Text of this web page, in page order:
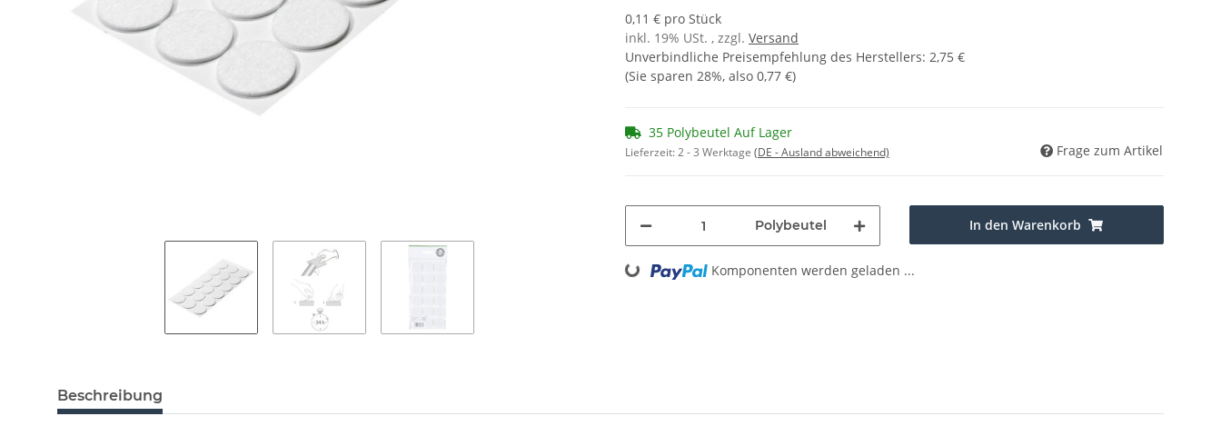
0,11 € pro Stück
inkl. 19% USt. , zzgl. Versand
Unverbindliche Preisempfehlung des Herstellers: 2,75 €
(Sie sparen 28%, also 0,77 €)
35 Polybeutel Auf Lager
Lieferzeit:2 - 3 Werktage (DE - Ausland abweichend) Frage zum Artikel
Polybeutel In den Warenkorb
Loading... Komponenten werden geladen ...
Beschreibung